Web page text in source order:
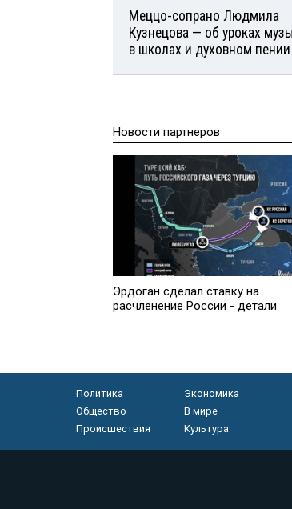
Меццо-сопрано Людмила
Кузнецова — об уроках
в школах и духовном пении
Новости партнеров
Эрдоган сделал ставку на
расчленение России - детали
Политика
Экономика
Общество
В мире
Происшествия
Культура